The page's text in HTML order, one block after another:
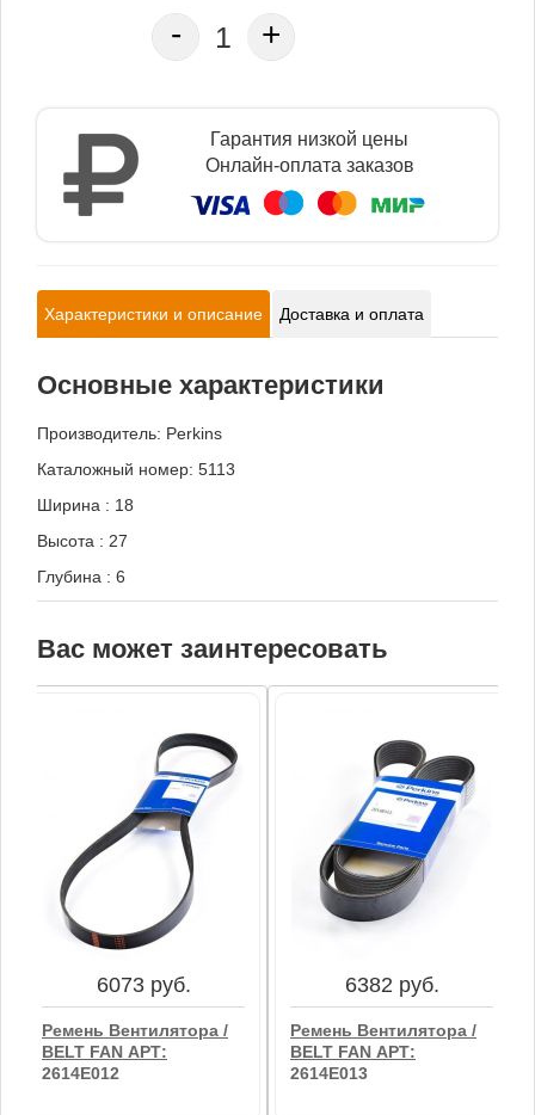
- +
Гарантия низкой цены
Онлайн-оплата заказов
Характеристики и описание Доставка и оплата
Основные характеристики
Производитель: Perkins
Каталожный номер: 5113
Ширина : 18
Высота : 27
Глубина : 6
Вас может заинтересовать
6073 руб.
Ремень Вентилятора /
BELT FAN АРТ:
2614E012
6382 руб.
Ремень Вентилятора /
BELT FAN АРТ:
2614E013